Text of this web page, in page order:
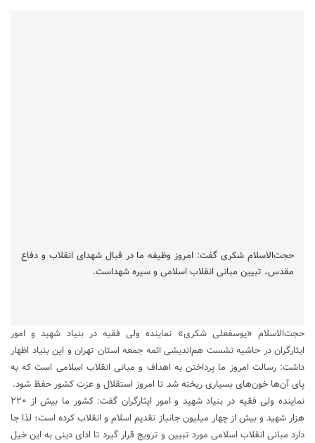
حجت‌الاسلام شکری گفت: امروز وظیفه ما در قبال شهدای انقلاب و دفاع
مقدس، تبیین مبانی انقلاب اسلامی و سیره شهداست.
حجت‌الاسلام «یوسفعلی شکری» نماینده ولی فقیه دربنیاد شهید و امور
ایثارگراندر حاشیه نشست هم‌اندیشی ائمه جمعه استان تهران و این بنیاد اظهار
داشت: رسالت امروز ما پرداختن به اهداف و مبانی انقلاب اسلامی است که به
پای آن‌ها خون‌های بسیاری ریخته شد تا امروز استقلال و عزت کشور حفظ شود.
نماینده ولی فقیه در بنیاد شهید و امور ایثارگران
گفت: کشور ما بیش از ۲۲۰
هزار شهید و بیش از چهار میلیون جانباز تقدیم اسلام و انقلاب کرده است؛ لذا جا
دارد مبانی انقلاب اسلامی مورد تبیین و ترویج قرار گیرد تا ادای دینی به این خیل